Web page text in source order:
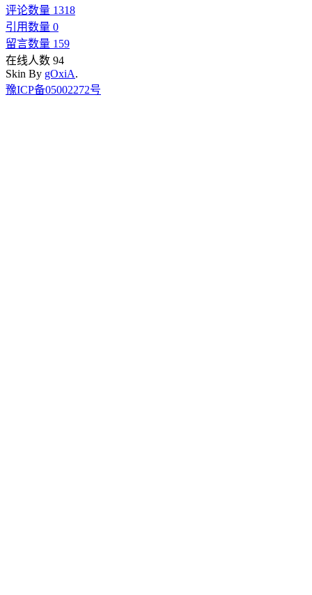
评论数量 1318
引用数量 0
留言数量 159
在线人数 94
Skin By gOxiA.
豫ICP备05002272号